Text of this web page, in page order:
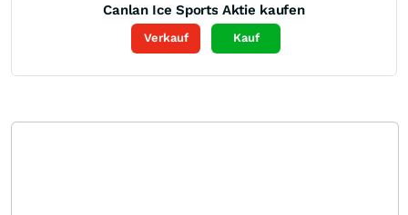
Canlan Ice Sports Aktie kaufen
Verkauf Kauf